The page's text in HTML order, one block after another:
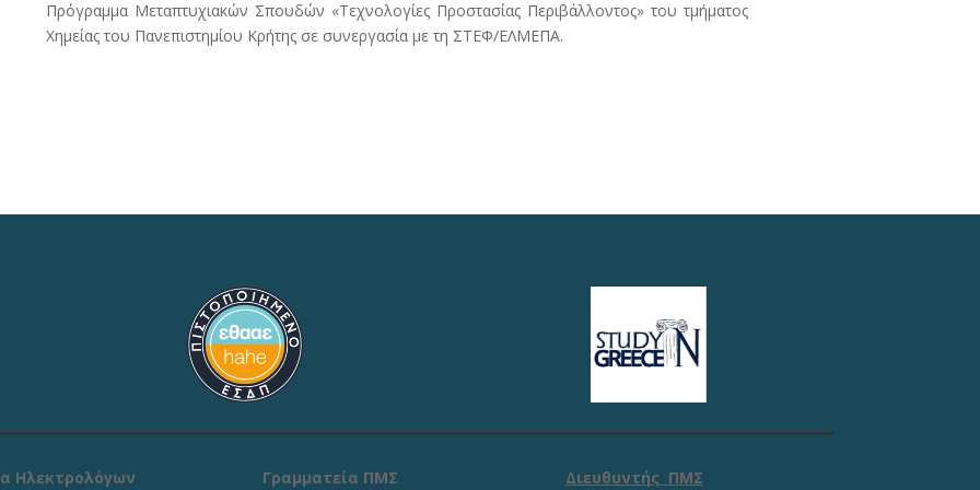
Πρόγραμμα Μεταπτυχιακών Σπουδών «Τεχνολογίες Προστασίας Περιβάλλοντος» του τμήματος
Χημείας του Πανεπιστημίου Κρήτης σε συνεργασία με τη ΣΤΕΦ/ΕΛΜΕΠΑ.
Ηλεκτρολόγων Γραμματεία ΠΜΣ Διευθυντής ΠΜΣ